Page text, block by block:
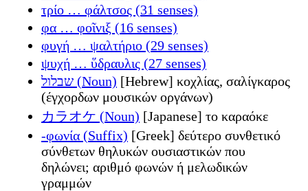
τρίο … φάλτσος (31 senses)
φα … φοῖνιξ (16 senses)
φυγή … ψαλτήριο (29 senses)
ψυχή … ὕδραυλις (27 senses)
שבלול (Noun) [Hebrew] κοχλίας, σαλίγκαρος
(έγχορδων μουσικών οργάνων)
カラオケ (Noun) [Japanese] το καραόκε
-φωνία (Suffix) [Greek] δεύτερο συνθετικό
σύνθετων θηλυκών ουσιαστικών που
δηλώνει; αριθμό φωνών ή μελωδικών
γραμμών